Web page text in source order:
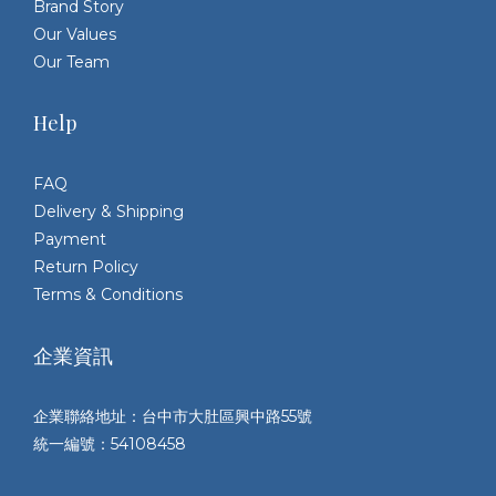
Brand Story
Our Values
Our Team
Help
FAQ
Delivery & Shipping
Payment
Return Policy
Terms & Conditions
企業資訊
企業聯絡地址：台中市大肚區興中路55號
統一編號：54108458